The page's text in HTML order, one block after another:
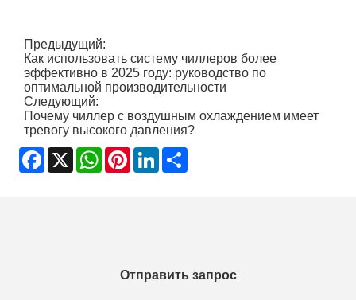
Предыдущий:
Как использовать систему чиллеров более
эффективно в 2025 году: руководство по
оптимальной производительности
Следующий:
Почему чиллер с воздушным охлаждением имеет
тревогу высокого давления?
Facebook
X WhatsApp
PinterestLinkedIn
Отправить запрос